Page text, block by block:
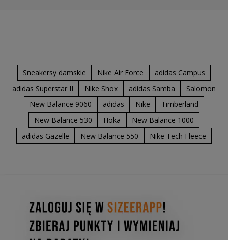
Sneakersy damskie Nike Air Force
adidas Campus
adidas Superstar II
Nike Shox adidas Samba
Salomon
New Balance 9060
adidas Nike
Timberland
New Balance 530
Hoka
New Balance 1000
adidas Gazelle
New Balance 550 Nike Tech Fleece